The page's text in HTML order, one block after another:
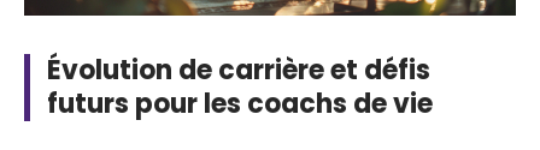
Évolution de carrière et défis
futurs pour les coachs de vie